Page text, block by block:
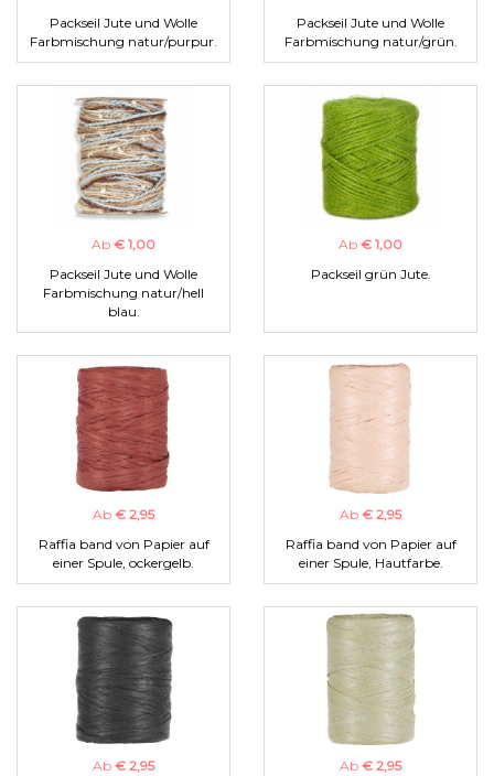
Packseil Jute und Wolle
Farbmischung natur/purpur.
Packseil Jute und Wolle
Farbmischung natur/grün.
Ab € 1,00
Packseil Jute und Wolle
Farbmischung natur/hell
blau.
Ab € 1,00
Packseil grün Jute.
Ab € 2,95
Raffia band von Papier auf
einer Spule, ockergelb.
Ab € 2,95
Raffia band von Papier auf
einer Spule, Hautfarbe.
Ab € 2,95
Ab € 2,95